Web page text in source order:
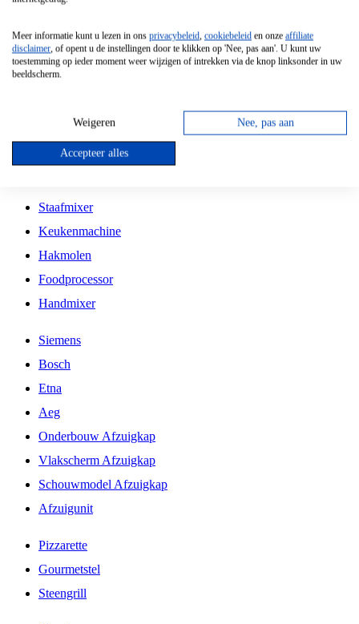
Vrijstaande Magnetron
Vrijstaande Kookplaat
Inbouw Gaskookplaat
Inbouw Keramische Kookplaat
Kookplaat Accessoires
Staafmixer
Keukenmachine
Hakmolen
Foodprocessor
Handmixer
Siemens
Bosch
Etna
Aeg
Onderbouw Afzuigkap
Vlakscherm Afzuigkap
Schouwmodel Afzuigkap
Afzuigunit
Pizzarette
Gourmetstel
Steengrill
Meer informatie kunt u lezen in ons privacybeleid, cookiebeleid en onze affiliate
disclaimer, of opent u de instellingen door te klikken op 'Nee, pas aan'. U kunt uw
toestemming op ieder moment weer wijzigen of intrekken via de knop linksonder in uw
beeldscherm.
Weigeren Nee, pas aan
Accepteer alles